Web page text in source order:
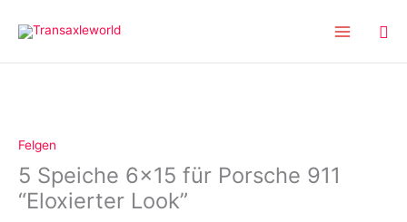
Inhalt
Felgen
5 Speiche 6×15 für Porsche 911
“Eloxierter Look”
für
Porsche
911
"Eloxierter